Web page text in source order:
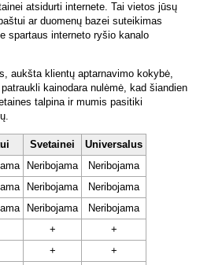
atsidurti internete. Tai vietos jūsų
ar duomenų bazei suteikimas
spartaus interneto ryšio kanalo
aukšta klientų aptarnavimo kokybė,
kainodara nulėmė, kad šiandien
talpina ir mumis pasitiki
Svetainei
Universalus
Neribojama
Neribojama
Neribojama
Neribojama
Neribojama
Neribojama
+
+
+
+